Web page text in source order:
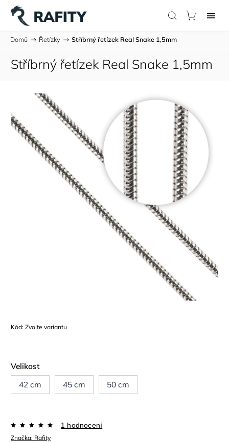
Domů / Řetízky / Stříbrný řetízek Real Snake 1,5mm
Stříbrný řetízek Real Snake 1,5mm
Kód: Zvolte variantu
Velikost
42 cm
45 cm 50 cm
Značka: Rafity
1 hodnocení